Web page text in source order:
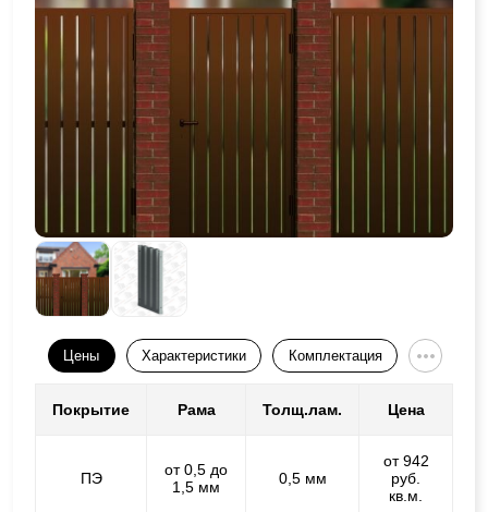
Цены Характеристики Комплектация
Покрытие Рама Толщ.лам. Цена
ПЭ
от 0,5 до
1,5 мм
0,5 мм
от 942
руб.
кв.м.